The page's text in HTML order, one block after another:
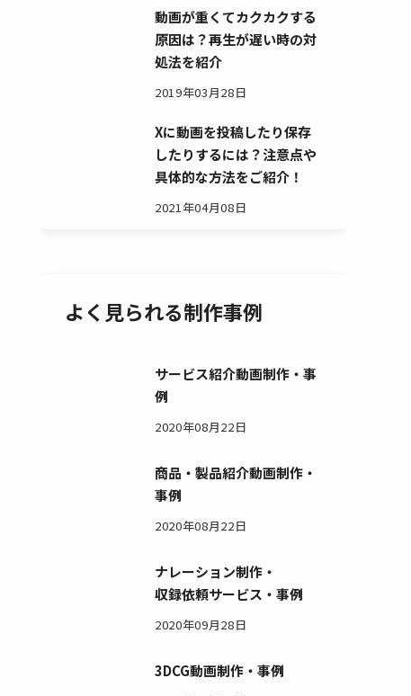
動画が重くてカクカクする
原因は？再生が遅い時の対
処法を紹介
2019年03月28日
Xに動画を投稿したり保存
したりするには？注意点や
具体的な方法をご紹介！
2021年04月08日
よく見られる制作事例
サービス紹介動画制作・事
例
2020年08月22日
商品・製品紹介動画制作・
事例
2020年08月22日
ナレーション制作・
収録依頼サービス・事例
2020年09月28日
3DCG動画制作・事例